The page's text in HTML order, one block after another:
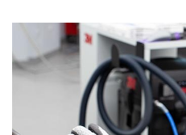
3M
sales
representative